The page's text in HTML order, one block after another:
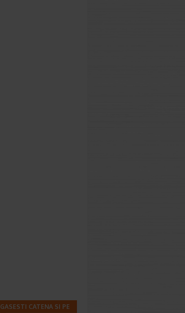
GASESTI CATENA SI PE